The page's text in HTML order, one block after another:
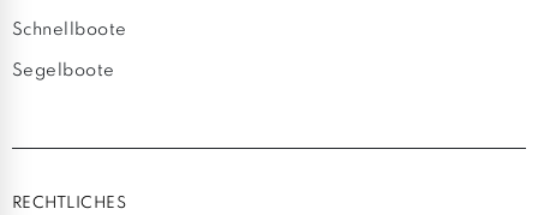
Schnellboote
Segelboote
RECHTLICHES